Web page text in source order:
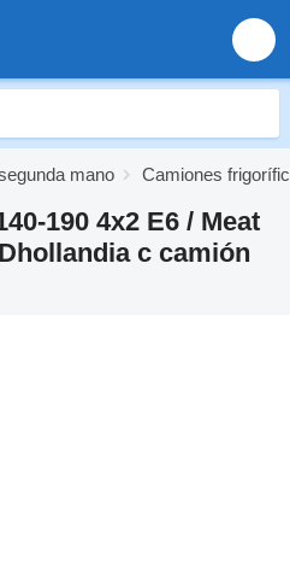
mano Camiones
190 4x2 E6 / Meat
c camión